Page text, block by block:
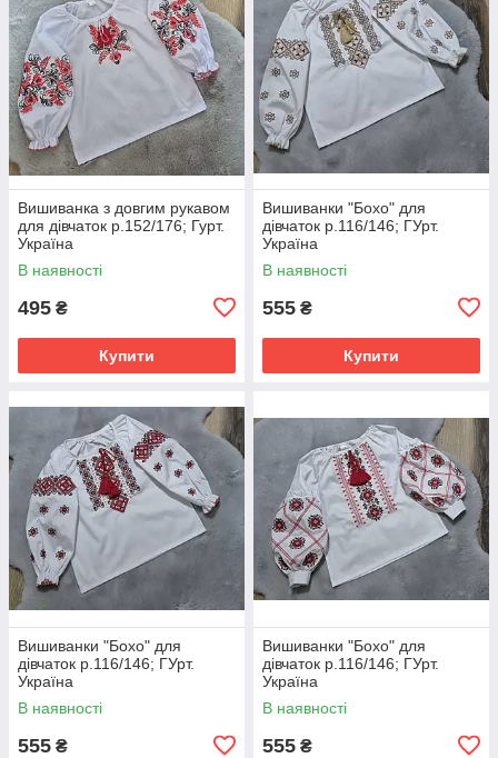
Вишиванка з довгим рукавом
для дівчаток р.152/176; Гурт.
Україна
В наявності
495 ₴
Купити
Вишиванки "Бохо" для
дівчаток р.116/146; ГУрт.
Україна
В наявності
555 ₴
Купити
Вишиванки "Бохо" для
дівчаток р.116/146; ГУрт.
Україна
В наявності
555 ₴
Вишиванки "Бохо" для
дівчаток р.116/146; ГУрт.
Україна
В наявності
555 ₴